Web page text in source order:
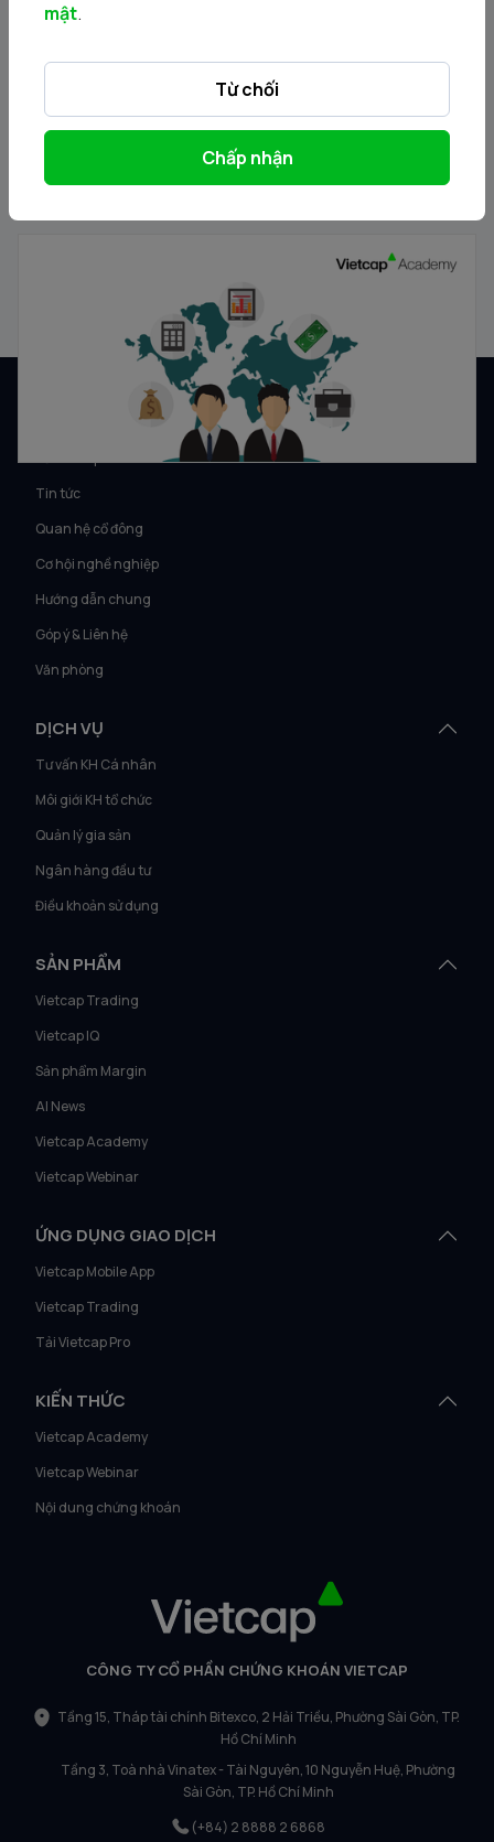
Về Vietcap
Tin tức
Quan hệ cổ đông
Cơ hội nghề nghiệp
Hướng dẫn chung
Góp ý & Liên hệ
Văn phòng
DỊCH VỤ
Tư vấn KH Cá nhân
Môi giới KH tổ chức
Quản lý gia sản
Ngân hàng đầu tư
Điều khoản sử dụng
SẢN PHẨM
Vietcap Trading
Vietcap IQ
Sản phẩm Margin
AI News
Vietcap Academy
Vietcap Webinar
ỨNG DỤNG GIAO DỊCH
Vietcap Mobile App
Vietcap Trading
Tải Vietcap Pro
KIẾN THỨC
Vietcap Academy
Vietcap Webinar
Nội dung chứng khoán
CÔNG TY CỔ PHẦN CHỨNG KHOÁN VIETCAP
Tầng 15, Tháp tài chính Bitexco, 2 Hải Triều, Phường Sài Gòn, TP.
Hồ Chí Minh
Tầng 3, Toà nhà Vinatex - Tài Nguyên, 10 Nguyễn Huệ, Phường
Sài Gòn, TP. Hồ Chí Minh
(+84) 2 8888 2 6868
mật.
Từ chối
Chấp nhận